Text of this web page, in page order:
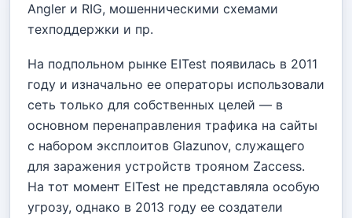
Angler и RIG, мошенническими схемами
техподдержки и пр.
На подпольном рынке EITest появилась в 2011
году и изначально ее операторы использовали
сеть только для собственных целей — в
основном перенаправления трафика на сайты
с набором эксплоитов Glazunov, служащего
для заражения устройств трояном Zaccess.
На тот момент EITest не представляла особую
угрозу, однако в 2013 году ее создатели